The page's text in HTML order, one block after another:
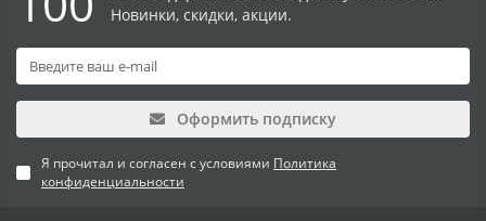
Новинки, скидки, акции.
Оформить подписку
Я прочитал и согласен с условиями Политика
конфиденциальности